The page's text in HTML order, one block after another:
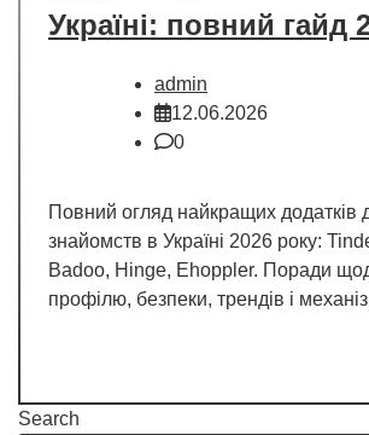
Україні: повний гайд
admin
12.06.2026
0
Повний огляд найкращих додатків
знайомств в Україні 2026 року:
Badoo, Hinge, Ehoppler. Поради
профілю, безпеки, трендів і
Search